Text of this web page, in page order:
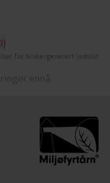
for brukergenerert innhold
ennå